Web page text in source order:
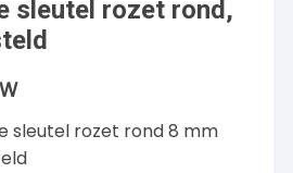
sleutel rozet rond,
sleutel rozet rond 8 mm